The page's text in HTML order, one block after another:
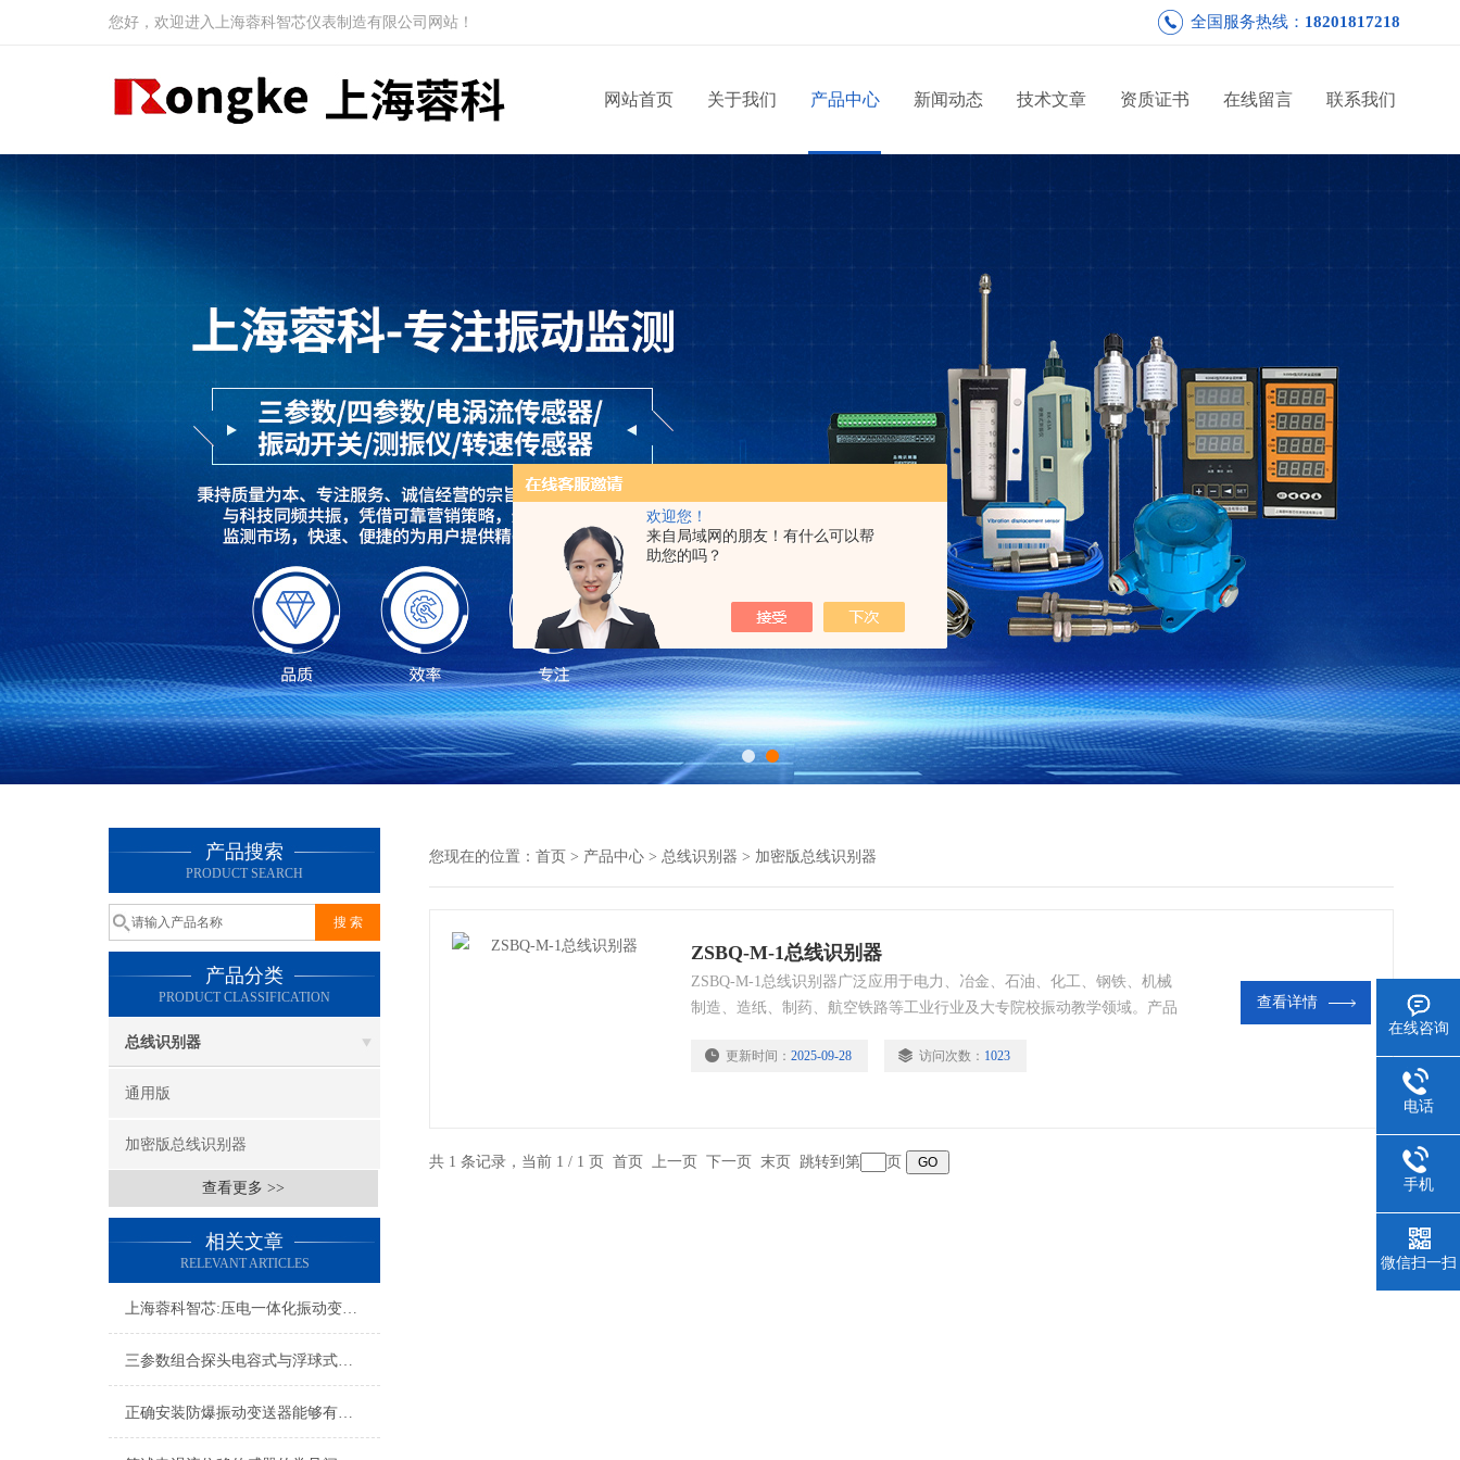
欢迎您！
来自局域网的朋友！有什么可以帮
助您的吗？
您好，欢迎进入上海蓉科智芯仪表制造有限公司网站！ 全国服务热线： 18201817218
网站首页 关于我们 产品中心 新闻动态 技术文章 资质证书 在线留言 联系我们
产品搜索
PRODUCT SEARCH
产品分类
PRODUCT CLASSIFICATION
总线识别器
通用版
加密版总线识别器
查看更多 >>
相关文章
RELEVANT ARTICLES
上海蓉科智芯:压电一体化振动变送器
三参数组合探头电容式与浮球式的优劣对比有哪些？
正确安装防爆振动变送器能够有效预防潜在的安全隐患
您现在的位置： 首页 > 产品中心 > 总线识别器 > 加密版总线识别器
ZSBQ-M-1总线识别器
ZSBQ-M-1总线识别器广泛应用于电力、冶金、石油、化工、钢铁、机械
制造、造纸、制药、航空铁路等工业行业及大专院校振动教学领域。产品
仪、正反转速监测仪、电涡流传感器、一体化振动变送器、加速度传感
更新时间： 2025-09-28 访问次数： 1023
查看详情
共 1 条记录，当前 1 / 1 页 首页 上一页 下一页 末页 跳转到第 页
在线咨询
电话
手机
微信扫一扫